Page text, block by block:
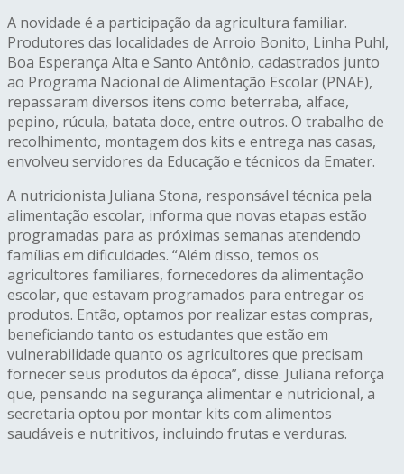
A novidade é a participação da agricultura familiar.
Produtores das localidades de Arroio Bonito, Linha Puhl,
Boa Esperança Alta e Santo Antônio, cadastrados junto
ao Programa Nacional de Alimentação Escolar (PNAE),
repassaram diversos itens como beterraba, alface,
pepino, rúcula, batata doce, entre outros. O trabalho de
recolhimento, montagem dos kits e entrega nas casas,
envolveu servidores da Educação e técnicos da Emater.
A nutricionista Juliana Stona, responsável técnica pela
alimentação escolar, informa que novas etapas estão
programadas para as próximas semanas atendendo
famílias em dificuldades. “Além disso, temos os
agricultores familiares, fornecedores da alimentação
escolar, que estavam programados para entregar os
produtos. Então, optamos por realizar estas compras,
beneficiando tanto os estudantes que estão em
vulnerabilidade quanto os agricultores que precisam
fornecer seus produtos da época”, disse. Juliana reforça
que, pensando na segurança alimentar e nutricional, a
secretaria optou por montar kits com alimentos
saudáveis e nutritivos, incluindo frutas e verduras.